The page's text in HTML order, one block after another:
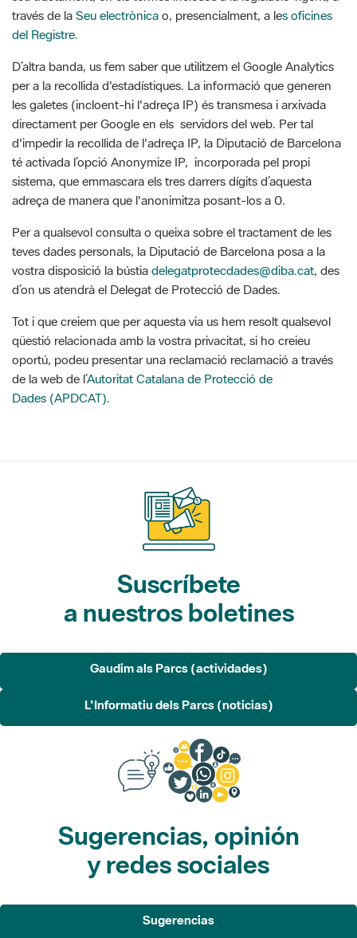
D’altra banda, us fem saber que utilitzem el Google Analytics
per a la recollida d'estadístiques. La informació que generen
directament per Google en els servidors del web. Per tal
d'impedir la recollida de l'adreça IP, la Diputació de Barcelona
té activada l’opció Anonymize IP, incorporada pel propi
sistema, que emmascara els tres darrers dígits d’aquesta
adreça de manera que l'anonimitza posant-los a 0.
Per a qualsevol consulta o queixa sobre el tractament de les
teves dades personals, la Diputació de Barcelona posa a la
d’on us atendrà el Delegat de Protecció de Dades.
Tot i que creiem que per aquesta via us hem resolt qualsevol
qüestió relacionada amb la vostra privacitat, si ho creieu
de la web de l’Autoritat Catalana de Protecció de
Dades (APDCAT).
Suscríbete
a nuestros boletines
Gaudim als Parcs (actividades)
Sugerencias, opinión
y redes sociales
Sugerencias